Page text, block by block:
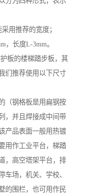
用推荐的宽度；
，长度L-3mm。
板的楼梯踏步板，其
们推荐使用以下尺寸
（钢格板是用扁钢按
，并且焊接成中间带
产品表面一般用热镀
用作工业平台，梯踏
，高空塔架平台，排
车场，机关、学校、
的围栏，也可用作民